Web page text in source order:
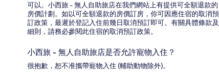
可以。小西旅 - 無人自助旅店在我們網站上有提供可全額退款的
房價計劃。如以可全額退款的房價訂房，你可因應住宿的取消預
訂政策，最遲於登記入住前幾日取消預訂即可。有關具體條款及
細則，請務必參閱此住宿的取消預訂政策。
小西旅 - 無人自助旅店是否允許寵物入住？
很抱歉，恕不准攜帶寵物入住 (輔助動物除外)。